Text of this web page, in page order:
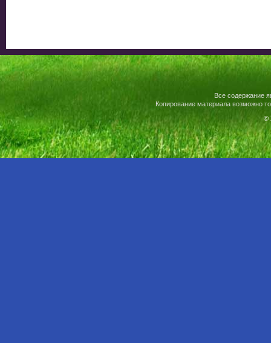
Все содержание
Копирование материала возможно
©